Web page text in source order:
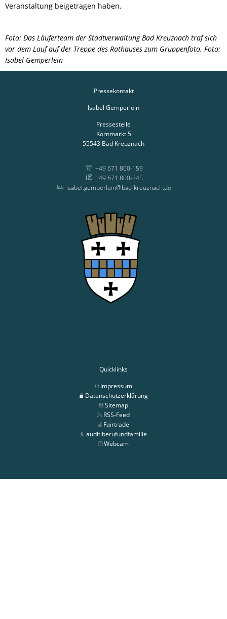
Veranstaltung beigetragen haben.
Foto: Das Läuferteam der Stadtverwaltung Bad Kreuznach traf sich
vor dem Lauf auf der Treppe des Rathauses zum Gruppenfoto. Foto:
Isabel Gemperlein
Pressekontakt
Isabel Gemperlein
Pressestelle
Kornmarkt 5
55543 Bad Kreuznach
+49 671 800-159
+49 671 800-345
isabel.gemperlein@bad-kreuznach.de
Quicklinks
Impressum
Datenschutzerklärung
Sitemap
RSS-Feed
Fairtrade
audit berufundfamilie
Webcam